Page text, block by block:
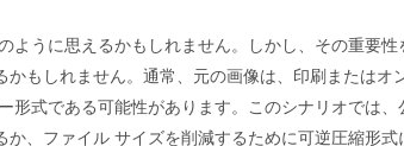
うに思えるかもしれません。しかし、その重要
もしれません。通常、元の画像は、印刷またはオ
式である可能性があります。このシナリオでは
、ファイル サイズを削減するために可逆圧縮形